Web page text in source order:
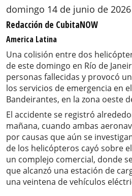
domingo 14 de junio de 2026
Redacción de CubitaNOW
America Latina
Una colisión entre dos
de este domingo en Río de
personas fallecidas y provocó
los servicios de emergencia en
Bandeirantes, en la zona oeste
El accidente se registró
mañana, cuando ambas
por causas que aún se
de los helicópteros cayó sobre
un complejo comercial, donde
que alcanzó una estación de
una veintena de vehículos